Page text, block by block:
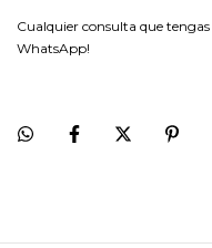
Cualquier consulta que
WhatsApp!